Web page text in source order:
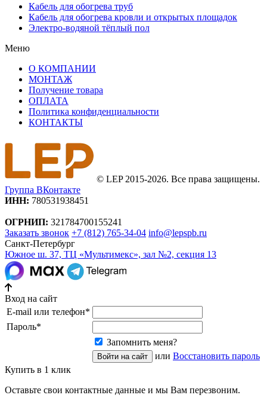
Кабель для обогрева труб
Кабель для обогрева кровли и открытых площадок
Электро-водяной тёплый пол
Меню
О КОМПАНИИ
МОНТАЖ
Получение товара
ОПЛАТА
Политика конфиденциальности
КОНТАКТЫ
© LEP 2015-2026. Все права защищены.
Группа ВКонтакте
ИНН: 780531938451
ОГРНИП: 321784700155241
Заказать звонок +7 (812) 765-34-04 info@lepspb.ru
Санкт-Петербург
Южное ш. 37, ТЦ «Мультимекс», зал №2, секция 13
Вход на сайт
E-mail или телефон*
Пароль*
Запомнить меня?
или Восстановить пароль
Купить в 1 клик
Оставьте свои контактные данные и мы Вам перезвоним.